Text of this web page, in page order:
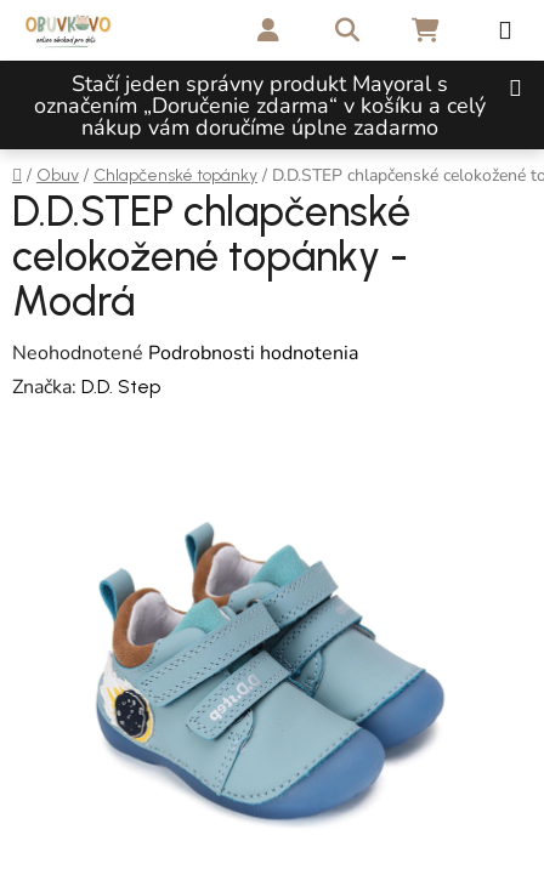
Prejsť na obsah
Stačí jeden správny produkt Mayoral s
označením „Doručenie zdarma“ v košíku a celý
nákup vám doručíme úplne zadarmo
Hľadať NÁKUPNÝ
Domov
/ Obuv / Chlapčenské topánky / D.D.STEP chlapčenské celokožené
D.D.STEP chlapčenské
celokožené topánky -
Modrá
Priemerné hodnotenie produktu je 0,0 z 5 hviezdičiek.
Neohodnotené Podrobnosti hodnotenia
Značka: D.D. Step